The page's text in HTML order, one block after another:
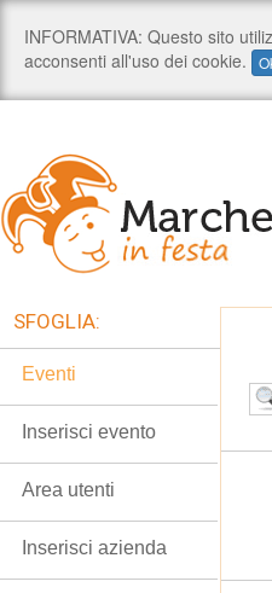
SFOGLIA:
Eventi
Inserisci evento
Area utenti
Inserisci azienda